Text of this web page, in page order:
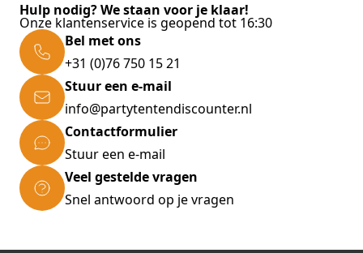
Hulp nodig? We staan voor je klaar!
Onze klantenservice is geopend tot 16:30
Bel met ons
+31 (0)76 750 15 21
Stuur een e-mail
info@partytentendiscounter.nl
Contactformulier
Stuur een e-mail
Veel gestelde vragen
Snel antwoord op je vragen